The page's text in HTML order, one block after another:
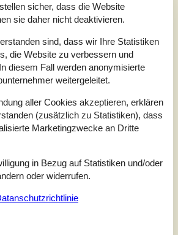
großen Wohnzimmer, dessen
First offen ist und wo große Fenster
nahe
Strand
Strand - 4400 - Kalundborg
sicher, dass die Website
sie daher nicht deaktivieren.
sind, dass wir Ihre Statistiken
die Website zu verbessern und
diesem Fall werden anonymisierte
weitergeleitet.
aller Cookies akzeptieren, erklären
(zusätzlich zu Statistiken), dass
Marketingzwecke an Dritte
in Bezug auf Statistiken und/oder
oder widerrufen.